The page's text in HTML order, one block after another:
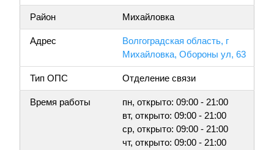
Район Михайловка
Адрес
Волгоградская область, г
Михайловка, Обороны ул, 63
Тип ОПС Отделение связи
Время работы
пн, открыто: 09:00 - 21:00
вт, открыто: 09:00 - 21:00
ср, открыто: 09:00 - 21:00
чт, открыто: 09:00 - 21:00